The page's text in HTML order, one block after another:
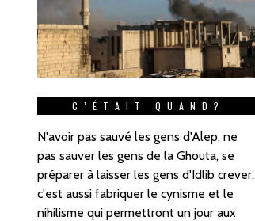
C’ÉTAIT QUAND?
N'avoir pas sauvé les gens d'Alep, ne
pas sauver les gens de la Ghouta, se
préparer à laisser les gens d'Idlib crever,
c'est aussi fabriquer le cynisme et le
nihilisme qui permettront un jour aux